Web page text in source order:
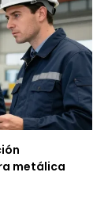
metálica